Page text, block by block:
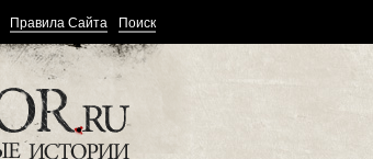
Правила Сайта Поиск